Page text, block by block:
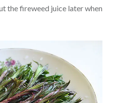
the fireweed juice later when